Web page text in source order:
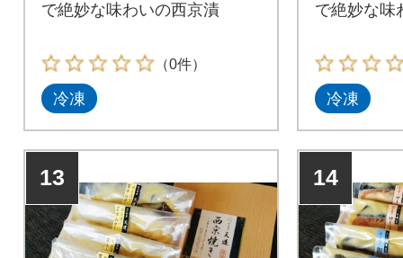
で絶妙な味わいの西京漬
（0件）
冷凍
で絶妙な味
冷凍
13 14